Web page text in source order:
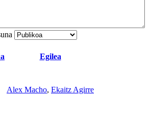
Egilea
Alex Macho, Ekaitz Agirre